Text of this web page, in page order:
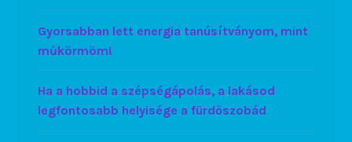
Gyorsabban lett energia tanúsítványom, mint
műkörmöm!
Ha a hobbid a szépségápolás, a lakásod
legfontosabb helyisége a fürdőszobád